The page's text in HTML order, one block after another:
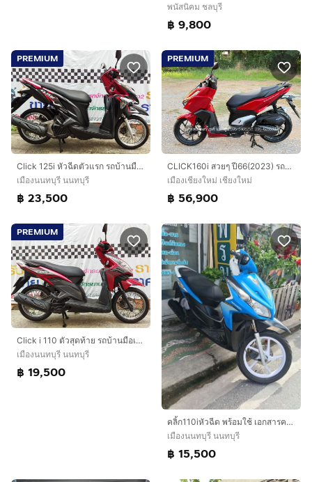
พนัสนิคม ชลบุรี
฿ 9,800
PREMIUM
Click 125i หัวฉีดตัวแรก รถบ้านมืเดียว สภาพดี พร้อมใช้งาน เครื่องแน่นเดิมๆ
เมืองนนทบุรี นนทบุรี
฿ 23,500
PREMIUM
CLICK160i สวยๆ ปี66(2023) รถจ้าวแรกมือเดียว ดาวน์ 1900 ไม่ค้ำ ผ่อนสบายๆ จร้า
เมืองเชียงใหม่ เชียงใหม่
฿ 56,900
PREMIUM
Click i 110 ตัวสุดท้าย รถบ้านมือเดียว สวยใสเครื่องดี รถจอดไม่ค่อยได้ใช้
เมืองนนทบุรี นนทบุรี
฿ 19,500
คลิ้ก110iหัวฉีด พร้อมใช้ เอกสารครบโอน ภาษี70 สด-ผ่อน 15,500 รถสวยมากเครื่องสุดๆ ผ่อน 1135/12ด. ไม่ค้ำ ไม่เช็คเครดิต พิกัดแยกพระราม5 ซ.พิบูลสงคราม22 โทร.085089925
เมืองนนทบุรี นนทบุรี
฿ 15,500